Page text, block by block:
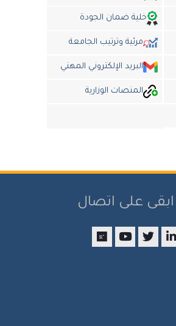
خلية ضمان الجودة
مرئية وترتيب الجامعة
البريد الإلكتروني المهني
المنصات الوزارية
ابقى على اتصال